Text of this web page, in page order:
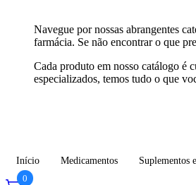
Navegue por nossas abrangentes
farmácia. Se não encontrar o que
Cada produto em nosso catálogo é
especializados, temos tudo o que
Início Medicamentos Suplementos
0